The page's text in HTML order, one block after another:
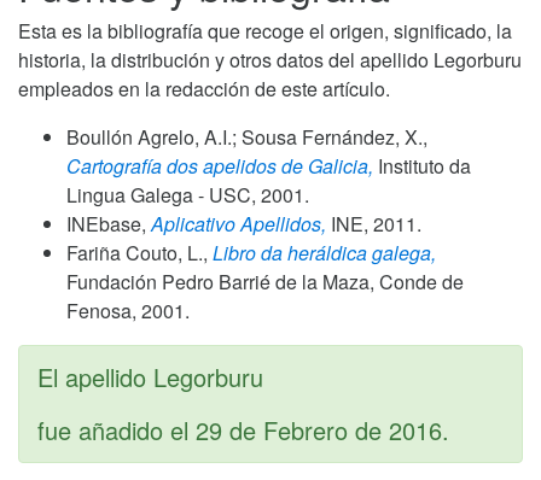
Esta es la bibliografía que recoge el origen, significado, la
historia, la distribución y otros datos del apellido Legorburu
empleados en la redacción de este artículo.
Boullón Agrelo, A.I.; Sousa Fernández, X.,
Cartografía dos apelidos de Galicia, Instituto da
Lingua Galega - USC, 2001.
INEbase,Aplicativo Apellidos, INE, 2011.
Fariña Couto, L., Libro da heráldica galega,
Fundación Pedro Barrié de la Maza, Conde de
Fenosa, 2001.
El apellido Legorburu
fue añadido el 29 de Febrero de 2016.